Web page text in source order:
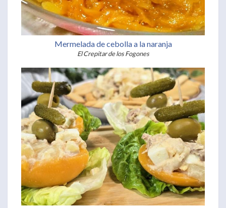
Mermelada de cebolla a la naranja
El Crepitar de los Fogones